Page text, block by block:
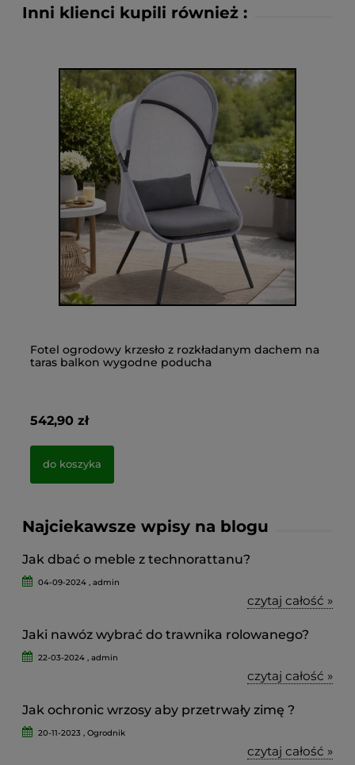
Inni klienci kupili również :
Fotel ogrodowy krzesło z rozkładanym dachem na
taras balkon wygodne poducha
542,90 zł
do koszyka
Najciekawsze wpisy na blogu
Jak dbać o meble z technorattanu?
04-09-2024 , admin
czytaj całość »
Jaki nawóz wybrać do trawnika rolowanego?
22-03-2024 , admin
czytaj całość »
Jak ochronic wrzosy aby przetrwały zimę ?
20-11-2023 , Ogrodnik
czytaj całość »